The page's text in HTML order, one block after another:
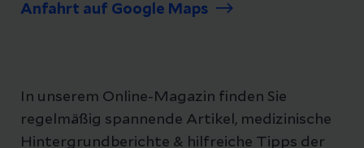
Anfahrt auf Google Maps
In unserem Online-Magazin finden Sie
regelmäßig spannende Artikel, medizinische
Hintergrundberichte & hilfreiche Tipps der